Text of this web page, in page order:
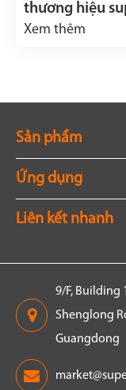
thương hiệu
Xem thêm
Sản phẩm
Ứng dụng
Liên kết nhanh
9/F, Building
Shenglong
Guangdong